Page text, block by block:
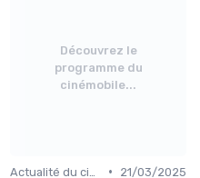
Découvrez le
programme du
cinémobile...
• 21/03/2025